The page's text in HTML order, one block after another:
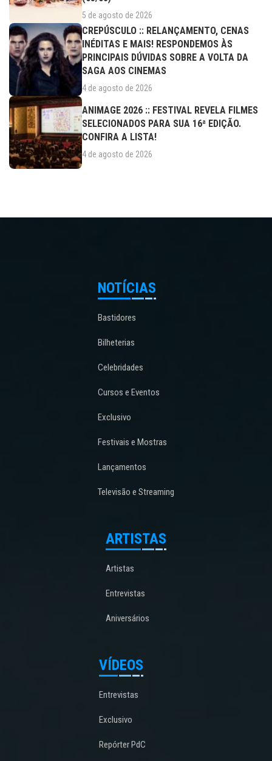
5 de agosto de 2026
CREPÚSCULO :: RELANÇAMENTO, CENAS
INÉDITAS E MAIS! RESPONDEMOS ÀS
PRINCIPAIS DÚVIDAS SOBRE A VOLTA DA
SAGA AOS CINEMAS
4 de agosto de 2026
ANIMAGE 2026 :: FESTIVAL REVELA FILMES
SELECIONADOS PARA SUA 16ª EDIÇÃO.
CONFIRA A LISTA!
4 de agosto de 2026
NOTÍCIAS
Bastidores
Bilheterias
Celebridades
Cursos e Eventos
Exclusivo
Festivais e Mostras
Lançamentos
Televisão e Streaming
ARTISTAS
Artistas
Entrevistas
Aniversários
VÍDEOS
Entrevistas
Exclusivo
Repórter PdC